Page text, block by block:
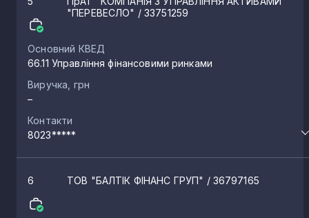
"ПЕРЕВЕСЛО" / 33751259
Основний КВЕД
66.11 Управління фінансовими ринками
Виручка, грн
–
Контакти
8023*****
6 ТОВ "БАЛТІК ФІНАНС ГРУП" / 36797165